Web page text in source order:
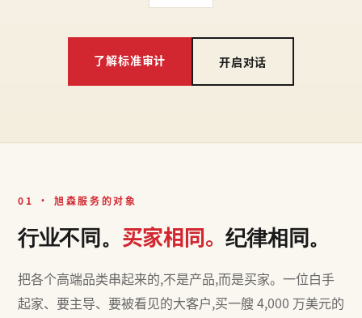
了解标准审计 开启对话
01 · 旭森服务的对象
行业不同。 买家相同。纪律相同。
把各个高端品类串起来的,不是产品,而是买家。一位白手
起家、要主导、要被看见的大客户,买一艘 4,000 万美元的